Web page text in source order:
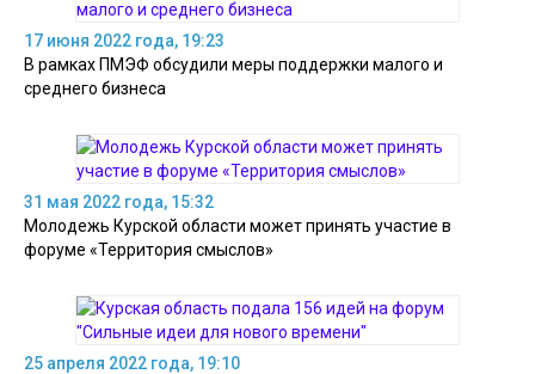
17 июня 2022 года, 19:23
В рамках ПМЭФ обсудили меры поддержки малого и
среднего бизнеса
31 мая 2022 года, 15:32
Молодежь Курской области может принять участие в
форуме «Территория смыслов»
25 апреля 2022 года, 19:10